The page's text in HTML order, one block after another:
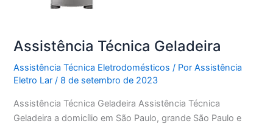
Assistência Técnica Geladeira
Assistência Técnica Eletrodomésticos / PorAssistência
Eletro Lar/ 8 de setembro de 2023
Assistência Técnica Geladeira Assistência Técnica
Geladeira a domicílio em São Paulo, grande São Paulo e